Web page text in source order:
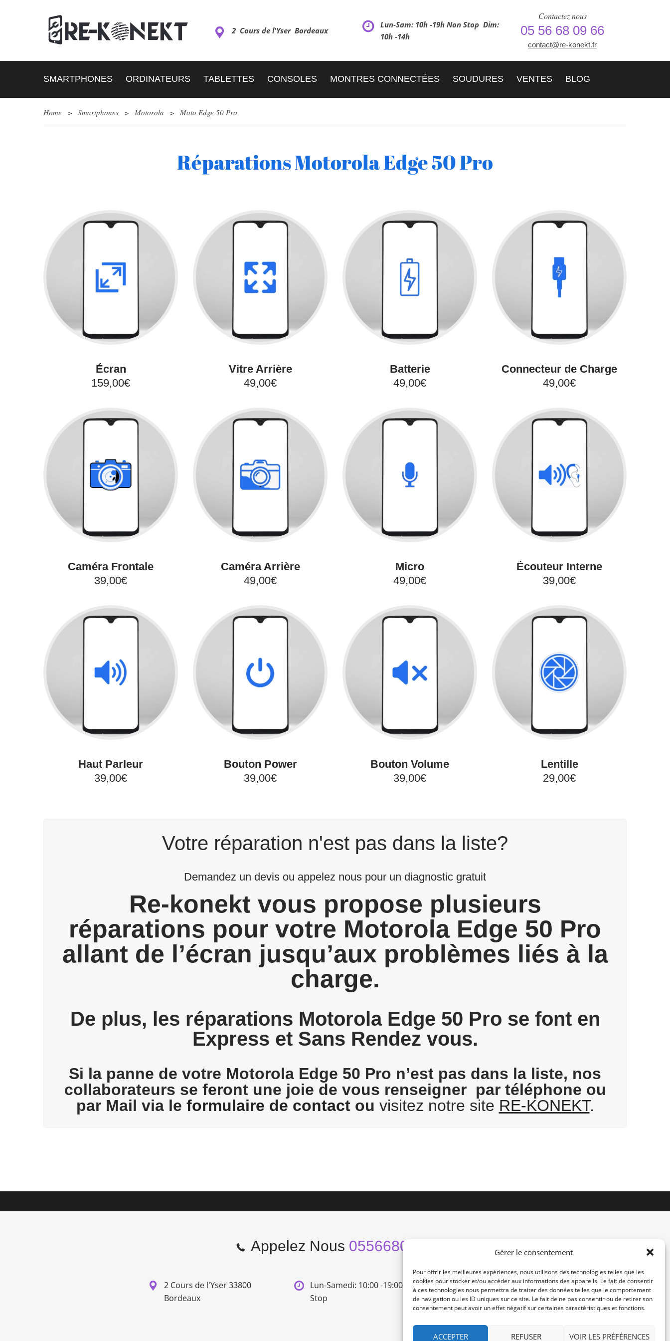
Gérer le consentement
Pour offrir les meilleures expériences, nous utilisons des technologies telles que les
cookies pour stocker et/ou accéder aux informations des appareils. Le fait de consentir
à ces technologies nous permettra de traiter des données telles que le comportement
de navigation ou les ID uniques sur ce site. Le fait de ne pas consentir ou de retirer son
consentement peut avoir un effet négatif sur certaines caractéristiques et fonctions.
ACCEPTER REFUSER VOIR LES PRÉFÉRENCES
2 Cours de l'Yser Bordeaux
Lun-Sam: 10h -19h Non Stop Dim:
10h -14h
Contactez nous
05 56 68 09 66
contact@re-konekt.fr
SMARTPHONES ORDINATEURS TABLETTES CONSOLES MONTRES CONNECTÉES SOUDURES VENTES BLOG
Home > Smartphones > Motorola > Moto Edge 50 Pro
Réparations Motorola Edge 50 Pro
Écran
159,00€
Vitre Arrière
49,00€
Batterie
49,00€
Connecteur de Charge
49,00€
Caméra Frontale
39,00€
Caméra Arrière
49,00€
Micro
49,00€
Écouteur Interne
39,00€
Haut Parleur
39,00€
Bouton Power
39,00€
Bouton Volume
39,00€
Lentille
29,00€
Votre réparation n'est pas dans la liste?
Demandez un devis ou appelez nous pour un diagnostic gratuit
Re-konekt vous propose plusieurs
réparations pour votre Motorola Edge 50 Pro
allant de l’écran jusqu’aux problèmes liés à la
charge.
De plus, les réparations Motorola Edge 50 Pro se font en
Express et Sans Rendez vous.
Si la panne de votre Motorola Edge 50 Pro n’est pas dans la liste, nos
collaborateurs se feront une joie de vous renseigner par téléphone ou
par Mail via le formulaire de contactou visitez notre site RE-KONEKT.
Appelez Nous 0556680966
2 Cours de l'Yser 33800
Bordeaux
Lun-Samedi: 10:00 -19:00 Non
Stop
contact@re-konekt.fr
/
/